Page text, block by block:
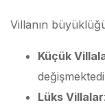
Villanın
Küçük
Lüks Villalar